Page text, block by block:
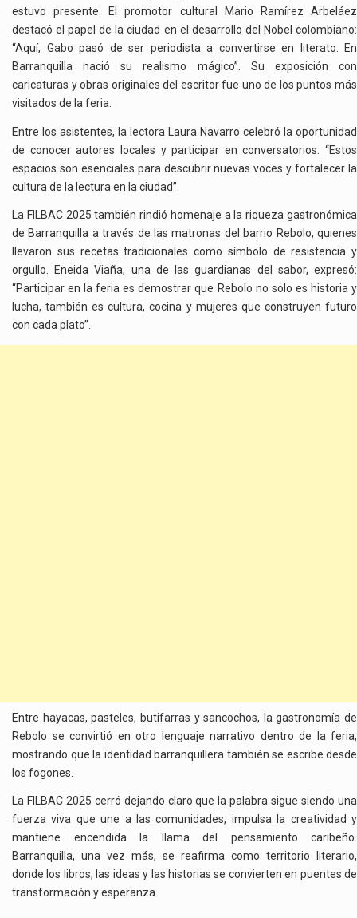
estuvo presente. El promotor cultural Mario Ramírez Arbeláez
destacó el papel de la ciudad en el desarrollo del Nobel colombiano:
“Aquí, Gabo pasó de ser periodista a convertirse en literato. En
Barranquilla nació su realismo mágico”. Su exposición con
caricaturas y obras originales del escritor fue uno de los puntos más
visitados de la feria.
Entre los asistentes, la lectora Laura Navarro celebró la oportunidad
de conocer autores locales y participar en conversatorios: “Estos
espacios son esenciales para descubrir nuevas voces y fortalecer la
cultura de la lectura en la ciudad”.
La FILBAC 2025 también rindió homenaje a la riqueza gastronómica
de Barranquilla a través de las matronas del barrio Rebolo, quienes
llevaron sus recetas tradicionales como símbolo de resistencia y
orgullo. Eneida Viaña, una de las guardianas del sabor, expresó:
“Participar en la feria es demostrar que Rebolo no solo es historia y
lucha, también es cultura, cocina y mujeres que construyen futuro
con cada plato”.
Entre hayacas, pasteles, butifarras y sancochos, la gastronomía de
Rebolo se convirtió en otro lenguaje narrativo dentro de la feria,
mostrando que la identidad barranquillera también se escribe desde
los fogones.
La FILBAC 2025 cerró dejando claro que la palabra sigue siendo una
fuerza viva que une a las comunidades, impulsa la creatividad y
mantiene encendida la llama del pensamiento caribeño.
Barranquilla, una vez más, se reafirma como territorio literario,
donde los libros, las ideas y las historias se convierten en puentes de
transformación y esperanza.